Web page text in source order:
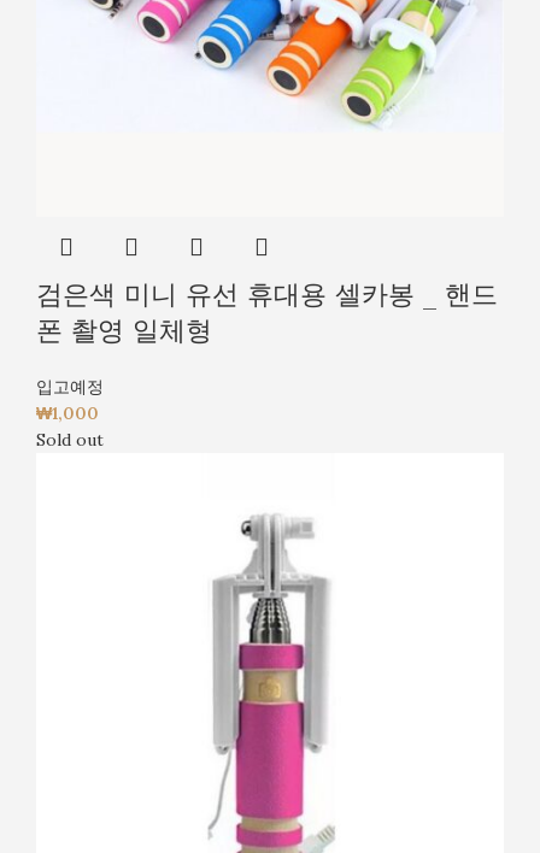
검은색 미니 유선 휴대용 셀카봉 _ 핸드
폰 촬영 일체형
입고예정
₩1,000
Sold out